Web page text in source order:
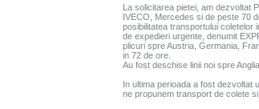
La solicitarea pietei, am dezvoltat
IVECO, Mercedes si de peste 70
posibilitatea transportului coletelor
de expedieri urgente, denumit
plicuri spre Austria, Germania,
in 72 de ore.
Au fost deschise linii noi spre
In ultima perioada a fost dezvoltat
ne propunem transport de colete